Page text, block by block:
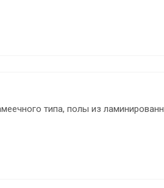
типа, полы из